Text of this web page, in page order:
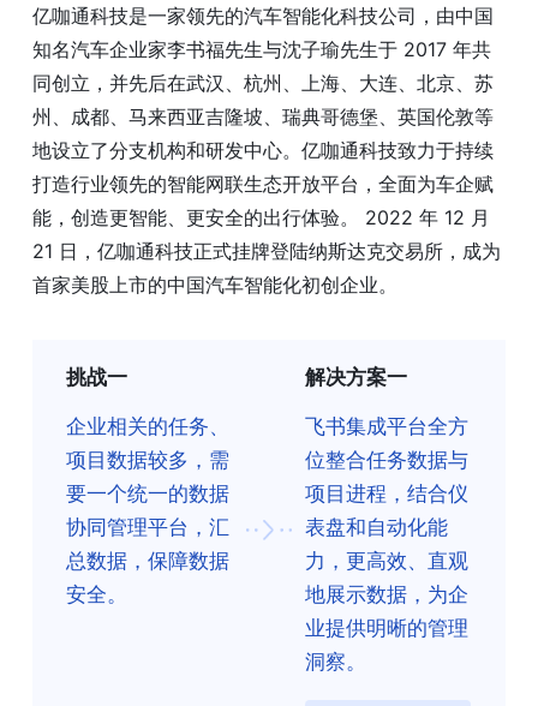
亿咖通科技是一家领先的汽车智能化科技公司，由中国
知名汽车企业家李书福先生与沈子瑜先生于 2017 年共
同创立，并先后在武汉、杭州、上海、大连、北京、苏
州、成都、马来西亚吉隆坡、瑞典哥德堡、英国伦敦等
地设立了分支机构和研发中心。亿咖通科技致力于持续
打造行业领先的智能网联生态开放平台，全面为车企赋
能，创造更智能、更安全的出行体验。 2022 年 12 月
21 日，亿咖通科技正式挂牌登陆纳斯达克交易所，成为
首家美股上市的中国汽车智能化初创企业。
挑战一
企业相关的任务、
项目数据较多，需
要一个统一的数据
协同管理平台，汇
总数据，保障数据
安全。
解决方案一
飞书集成平台全方
位整合任务数据与
项目进程，结合仪
表盘和自动化能
力，更高效、直观
地展示数据，为企
业提供明晰的管理
洞察。